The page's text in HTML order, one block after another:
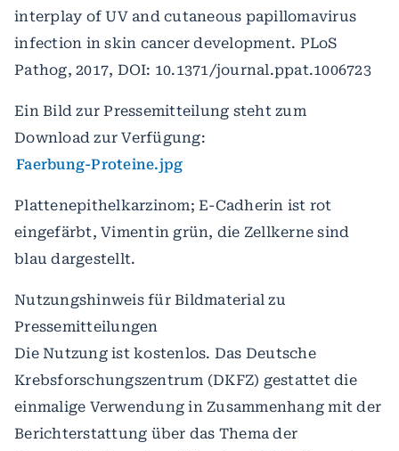
interplay of UV and cutaneous papillomavirus
infection in skin cancer development. PLoS
Pathog, 2017, DOI: 10.1371/journal.ppat.1006723
Ein Bild zur Pressemitteilung steht zum
Download zur Verfügung:
Faerbung-Proteine.jpg
Plattenepithelkarzinom; E-Cadherin ist rot
eingefärbt, Vimentin grün, die Zellkerne sind
blau dargestellt.
Nutzungshinweis für Bildmaterial zu
Pressemitteilungen
Die Nutzung ist kostenlos. Das Deutsche
Krebsforschungszentrum (DKFZ) gestattet die
einmalige Verwendung in Zusammenhang mit der
Berichterstattung über das Thema der